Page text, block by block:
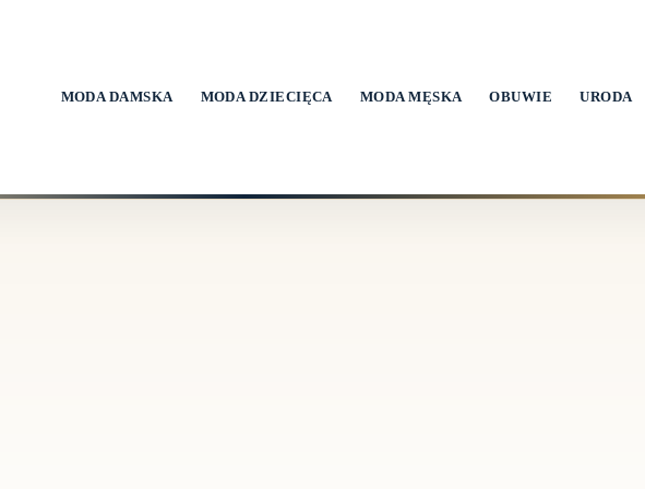
MODA DAMSKA MODA DZIECIĘCA MODA MĘSKA OBUWIE URODA